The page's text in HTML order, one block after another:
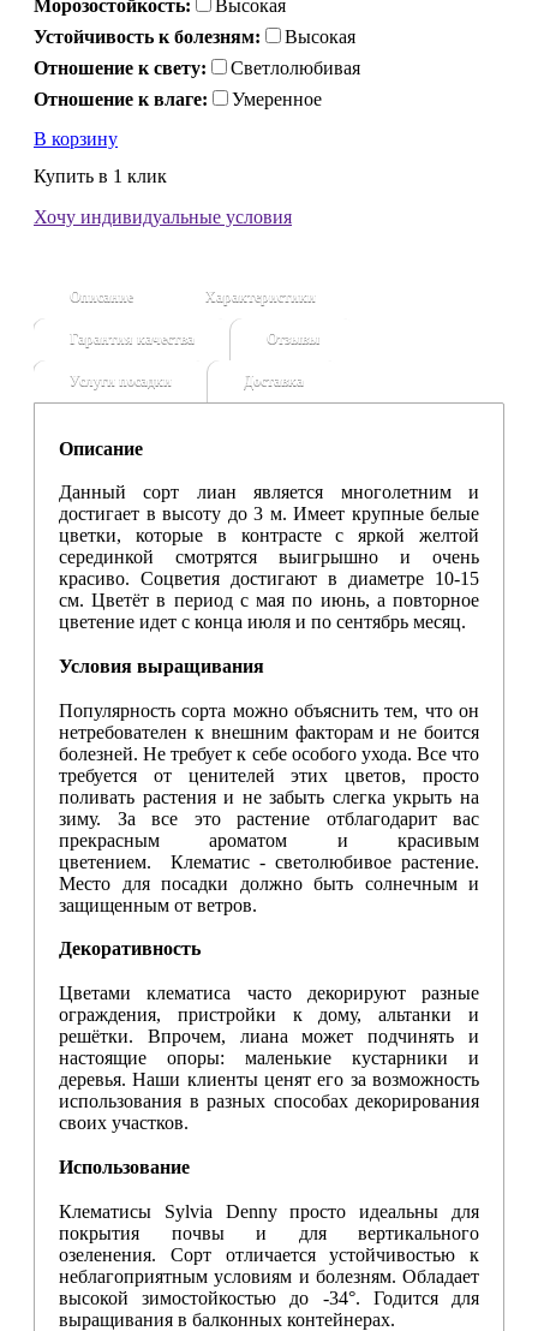
Морозостойкость:
Высокая
Устойчивость к болезням:
Высокая
Отношение к свету:
Светлолюбивая
Отношение к влаге:
Умеренное
В корзину
Купить в 1 клик
Хочу индивидуальные условия
Описание Характеристики
Гарантия качества Отзывы
Услуги посадки Доставка
Описание
Данный сорт лиан является многолетним и
достигает в высоту до 3 м. Имеет крупные белые
цветки, которые в контрасте с яркой желтой
серединкой смотрятся выигрышно и очень
красиво. Соцветия достигают в диаметре 10-15
см. Цветёт в период с мая по июнь, а повторное
цветение идет с конца июля и по сентябрь месяц.
Условия выращивания
Популярность сорта можно объяснить тем, что он
нетребователен к внешним факторам и не боится
болезней. Не требует к себе особого ухода. Все что
требуется от ценителей этих цветов, просто
поливать растения и не забыть слегка укрыть на
зиму. За все это растение отблагодарит вас
прекрасным ароматом и красивым
цветением. Клематис - светолюбивое растение.
Место для посадки должно быть солнечным и
защищенным от ветров.
Декоративность
Цветами клематиса часто декорируют разные
ограждения, пристройки к дому, альтанки и
решётки. Впрочем, лиана может подчинять и
настоящие опоры: маленькие кустарники и
деревья. Наши клиенты ценят его за возможность
использования в разных способах декорирования
своих участков.
Использование
Клематисы Sylvia Denny просто идеальны для
покрытия почвы и для вертикального
озеленения. Сорт отличается устойчивостью к
неблагоприятным условиям и болезням. Обладает
высокой зимостойкостью до -34°. Годится для
выращивания в балконных контейнерах.